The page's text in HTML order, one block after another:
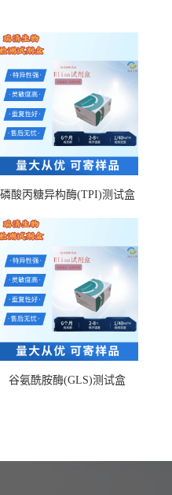
磷酸丙糖异构酶(TPI)测试盒
谷氨酰胺酶(GLS)测试盒